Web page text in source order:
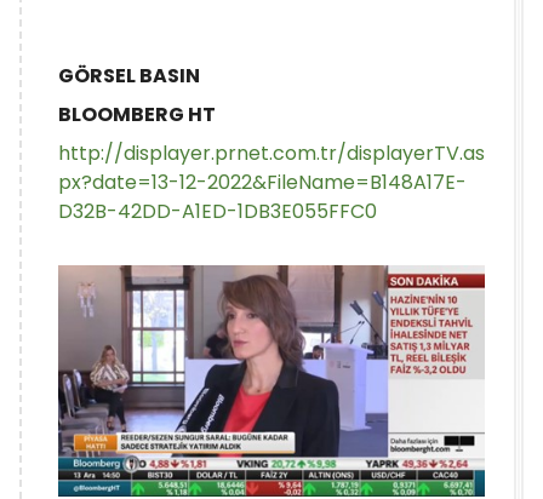
GÖRSEL BASIN
BLOOMBERG HT
http://displayer.prnet.com.tr/displayerTV.as
px?date=13-12-2022&FileName=B148A17E-
D32B-42DD-A1ED-1DB3E055FFC0